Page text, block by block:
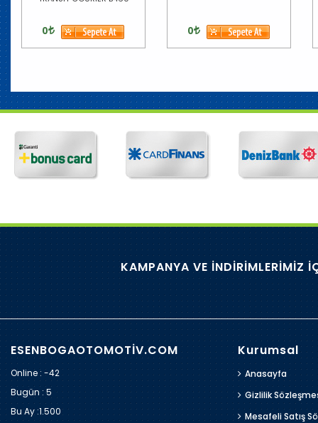
0 0
KAMPANYA VE İNDİRİMLERİMİZ
ESENBOGAOTOMOTİV.COM
Online : -42
Bugün :5
Bu Ay :1.500
Kurumsal
Anasayfa
Gizlilik
Mesafeli Satış